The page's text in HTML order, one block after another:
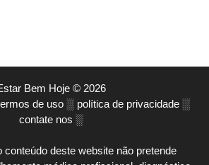
Bem Hoje © 2026
de uso░ política de privacidade░
contate nos ░
deste website não pretende